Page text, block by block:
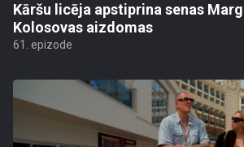
Kāršu licēja apstiprina senas
Kolosovas aizdomas
61. epizode